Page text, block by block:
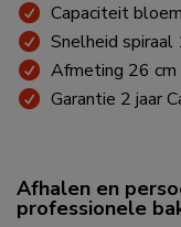
Capaciteit
Snelheid
Afmeting 26 cm
Garantie 2 jaar
Afhalen en
professionele